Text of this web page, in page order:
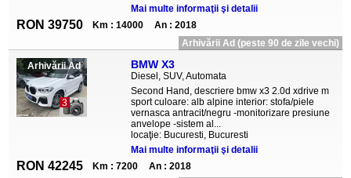
Mai multe informaţii şi detalii
RON 39750 Km : 14000
An : 2018
Arhivării Ad (peste 90 de zile vechi)
Arhivării Ad
3
BMW X3
Diesel, SUV, Automata
Second Hand, descriere bmw x3 2.0d xdrive m
sport culoare: alb alpine interior: stofa/piele
vernasca antracit/negru -monitorizare presiune
anvelope -sistem al...
locaţie: Bucuresti, Bucuresti
Mai multe informaţii şi detalii
RON 42245 Km : 7200
An : 2018